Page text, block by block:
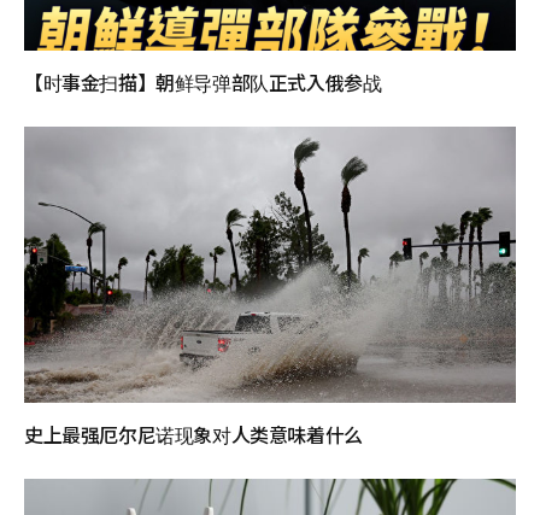
【时事金扫描】朝鲜导弹部队正式入俄参战
史上最强厄尔尼诺现象对人类意味着什么